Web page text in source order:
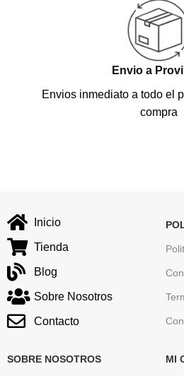
Envio a
Envios inmediato a todo el
compra
Inicio
Tienda
Blog
Sobre Nosotros
Contacto
SOBRE NOSOTROS MI